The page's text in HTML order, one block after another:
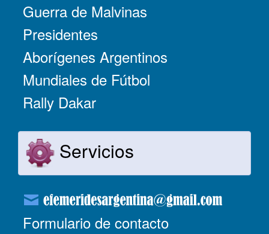
Guerra de Malvinas
Presidentes
Aborígenes Argentinos
Mundiales de Fútbol
Rally Dakar
Servicios
Formulario de contacto